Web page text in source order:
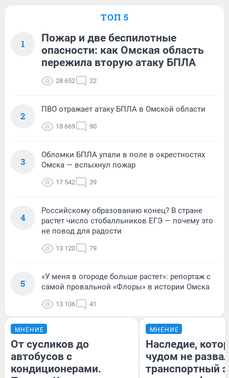
ТОП 5
1
Пожар и две беспилотные
опасности: как Омская область
пережила вторую атаку БПЛА
28 652 22
2
ПВО отражает атаку БПЛА в Омской области
18 669 90
3
Обломки БПЛА упали в поле в окрестностях
Омска — вспыхнул пожар
17 542 39
4
Российскому образованию конец? В стране
растет число стобалльников ЕГЭ — почему это
не повод для радости
13 120 79
5
«У меня в огороде больше растет»: репортаж с
самой провальной «Флоры» в истории Омска
13 106 41
МНЕНИЕ
От сусликов до
автобусов с
кондиционерами.
МНЕНИЕ
Наследие,
чудом не
транспортный